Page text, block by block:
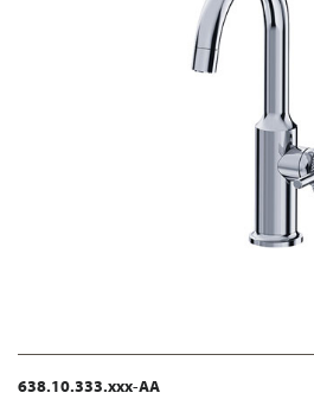
638.10.333.xxx-AA